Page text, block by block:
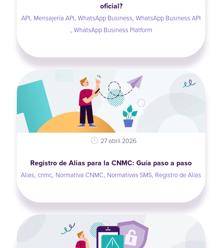
oficial?
API, Mensajería API, WhatsApp Business, WhatsApp Business API
, WhatsApp Business Platform
27 abril 2026
Registro de Alias para la CNMC: Guía paso a paso
Alias, cnmc, Normativa CNMC, Normativas SMS, Registro de Alias